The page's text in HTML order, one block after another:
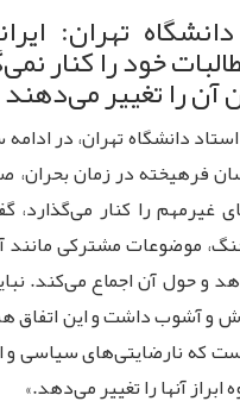
تهران:
خود را کنار
آن را تغییر می‌دهند
دانشگاه تهران، در
فرهیخته در زمان
غیرمهم را کنار می‌گذارد،
موضوعات مشترکی مانند
و حول آن اجماع می‌کند.
و آشوب داشت و این اتفاق
که نارضایتی‌های سیاسی و
ابراز آنها را تغییر می‌دهد.»